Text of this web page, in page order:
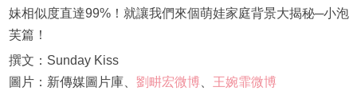
妹相似度直達99%！就讓我們來個萌娃家庭背景大揭秘─小泡
芙篇！
撰文：Sunday Kiss
圖片：新傳媒圖片庫、 劉畊宏微博 王婉霏微博